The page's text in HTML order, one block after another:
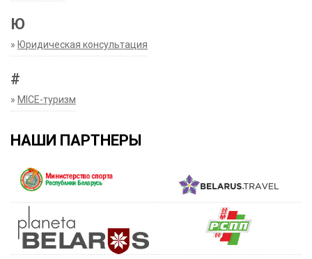
Ю
» Юридическая консультация
#
» MICE-туризм
НАШИ ПАРТНЕРЫ